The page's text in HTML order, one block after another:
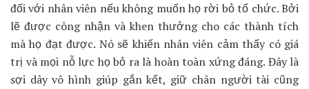
đối với nhân viên nếu không muốn họ rời bỏ tổ chức. Bởi
lẽ được công nhận và khen thưởng cho các thành tích
mà họ đạt được. Nó sẽ khiến nhân viên cảm thấy có giá
trị và mọi nỗ lực họ bỏ ra là hoàn toàn xứng đáng. Đây là
sợi dây vô hình giúp gắn kết, giữ chân người tài cũng